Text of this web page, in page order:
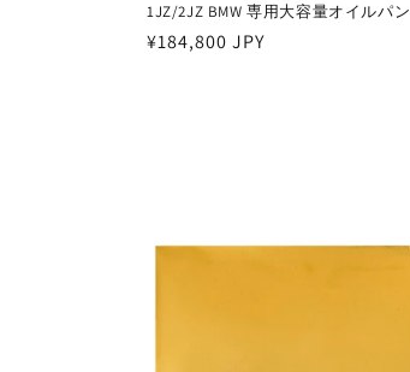
1JZ/2JZ BMW 専用大容量オイルパン
Regular
¥184,800 JPY